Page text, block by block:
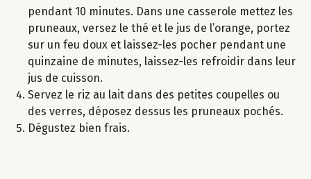
pendant 10 minutes. Dans une casserole mettez les
pruneaux, versez le thé et le jus de l’orange, portez
sur un feu doux et laissez-les pocher pendant une
quinzaine de minutes, laissez-les refroidir dans leur
jus de cuisson.
Servez le riz au lait dans des petites coupelles ou
des verres, déposez dessus les pruneaux pochés.
Dégustez bien frais.